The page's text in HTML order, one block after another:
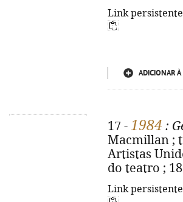
Link
ADICIONAR À
17 - 1984 :
Macmillan ;
Artistas
do teatro ;
Link